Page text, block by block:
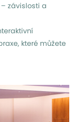
závislosti a
které můžete